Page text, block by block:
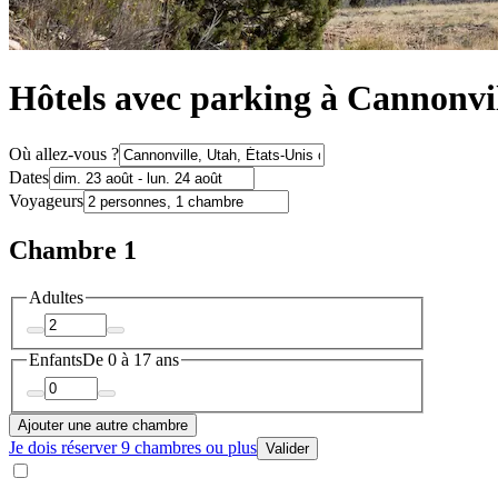
Hôtels avec parking à
Où allez-vous ?
Dates
Voyageurs
Chambre 1
Adultes
EnfantsDe 0 à 17 ans
Ajouter une autre chambre
Je dois réserver 9 chambres ou plus Valider